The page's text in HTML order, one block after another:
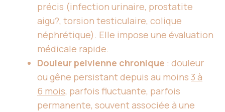
précis (infection urinaire, prostatite
aigu?, torsion testiculaire, colique
néphrétique). Elle impose une évaluation
médicale rapide.
Douleur pelvienne chronique : douleur
ou gêne persistant depuis au moins 3 à
6 mois, parfois fluctuante, parfois
permanente, souvent associée à une